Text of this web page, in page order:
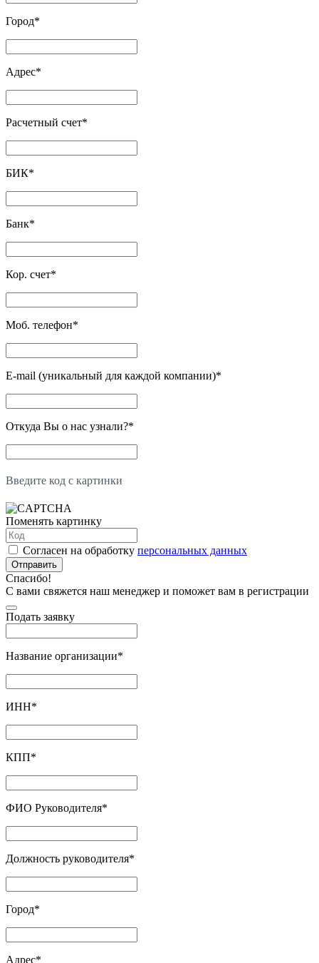
Город*
Адрес*
Расчетный счет*
БИК*
Банк*
Кор. счет*
Моб. телефон*
E-mail (уникальный для каждой компании)*
Откуда Вы о нас узнали?*
Введите код с картинки
Поменять картинку
Согласен на обработку персональных данных
Отправить
Спасибо!
С вами свяжется наш менеджер и поможет вам в регистрации
Подать заявку
Название организации*
ИНН*
КПП*
ФИО Руководителя*
Должность руководителя*
Город*
Адрес*